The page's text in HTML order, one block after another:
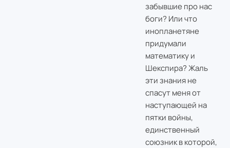
забывшие про нас
боги? Или что
инопланетяне
придумали
математику и
Шекспира? Жаль
эти знания не
спасут меня от
наступающей на
пятки войны,
единственный
союзник в которой,